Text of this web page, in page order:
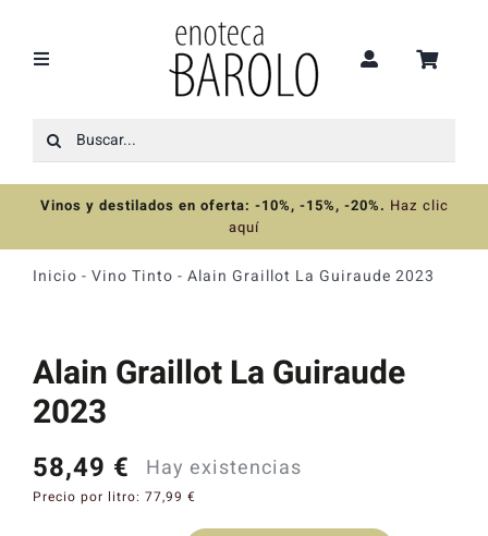
contenido
Toggle
Recomendaciones
Ofertas
Vinos
Catas y Actividades
Buscar:
Vinos y destilados en oferta: -10%, -15%, -20%. Haz clic
aquí
Inicio - Vino Tinto - Alain Graillot La Guiraude 2023
Alain Graillot La Guiraude
2023
58,49 € Hay existencias
Precio por litro: 77,99 €